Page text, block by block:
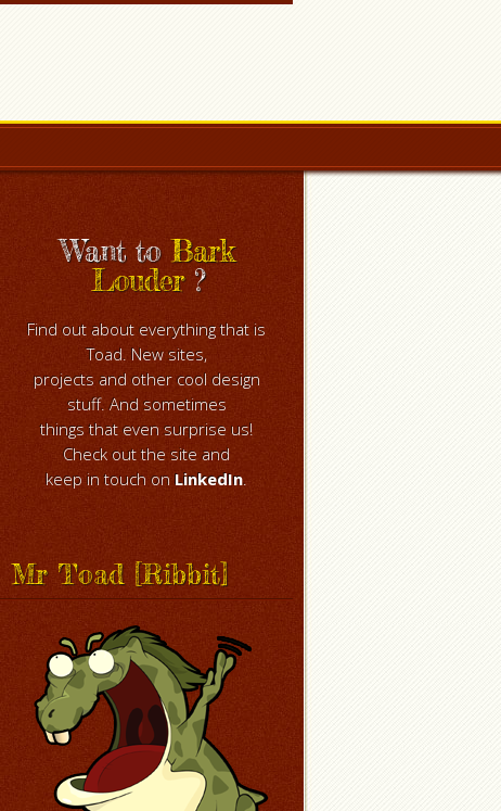
Want toBark
Louder?
Find out about everything that is
Toad. New sites,
projects and other cool design
stuff. And sometimes
things that even surprise us!
Check out the site and
keep in touch on LinkedIn.
Mr Toad [Ribbit]